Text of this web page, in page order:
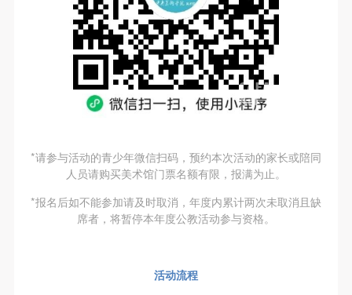
*请参与活动的青少年微信扫码，预约本次活动的家长或陪同
人员请购买美术馆门票名额有限，报满为止。
*报名后如不能参加请及时取消，年度内累计两次未取消且缺
席者，将暂停本年度公教活动参与资格。
活动流程
验证码
登录